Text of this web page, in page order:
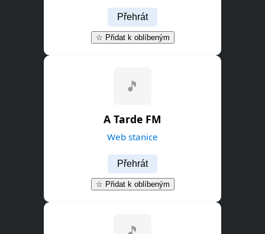
Přehrát
☆ Přidat k oblíbeným
🎵
A Tarde FM
Web stanice
Přehrát
☆ Přidat k oblíbeným